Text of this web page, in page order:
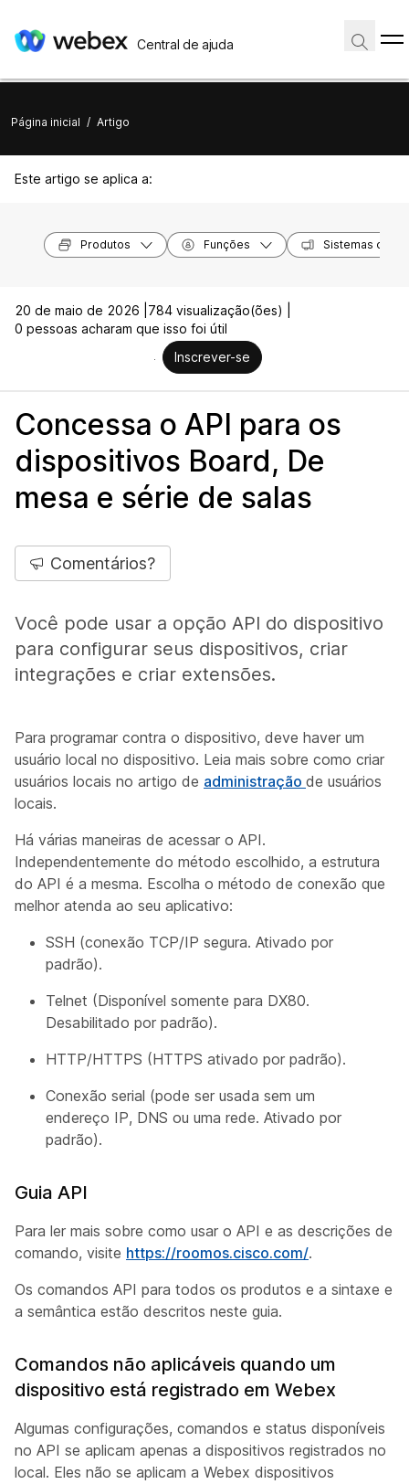
Central de ajuda
Página inicial / Artigo
Este artigo se aplica a:
Produtos Funções Sistemas
20 de maio de 2026 | 784 visualização(ões) |
0 pessoas acharam que isso foi útil
Inscrever-se
Concessa o API para os
dispositivos Board, De
mesa e série de salas
Comentários?
Você pode usar a opção API do dispositivo
para configurar seus dispositivos, criar
integrações e criar extensões.
Para programar contra o dispositivo, deve haver um
usuário local no dispositivo. Leia mais sobre como criar
usuários locais no artigo de administração de usuários
locais.
Há várias maneiras de acessar o API.
Independentemente do método escolhido, a estrutura
do API é a mesma. Escolha o método de conexão que
melhor atenda ao seu aplicativo:
SSH (conexão TCP/IP segura. Ativado por
padrão).
Telnet (Disponível somente para DX80.
Desabilitado por padrão).
HTTP/HTTPS (HTTPS ativado por padrão).
Conexão serial (pode ser usada sem um
endereço IP, DNS ou uma rede. Ativado por
padrão).
Guia API
Para ler mais sobre como usar o API e as descrições de
comando, visite https://roomos.cisco.com/.
Os comandos API para todos os produtos e a sintaxe e
a semântica estão descritos neste guia.
Comandos não aplicáveis quando um
dispositivo está registrado em Webex
Algumas configurações, comandos e status disponíveis
no API se aplicam apenas a dispositivos registrados no
local. Eles não se aplicam a Webex dispositivos